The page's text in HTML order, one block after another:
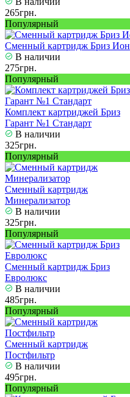
265грн.
Популярный
Сменный картридж Бриз Ион
В наличии
275грн.
Популярный
Комплект картриджей Бриз
Гарант №1 Стандарт
В наличии
325грн.
Популярный
Сменный картридж
Минерализатор
В наличии
325грн.
Популярный
Сменный картридж Бриз
Евролюкс
В наличии
485грн.
Популярный
Сменный картридж
Постфильтр
В наличии
495грн.
Популярный